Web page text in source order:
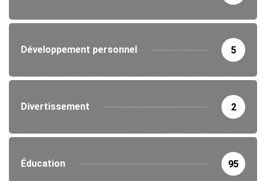
Développement personnel 5
Divertissement 2
Éducation 95